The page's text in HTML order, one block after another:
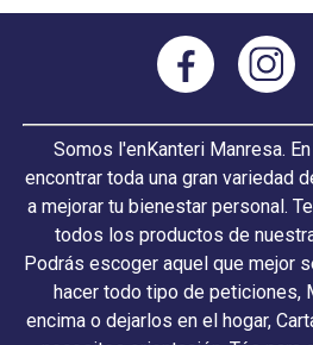
Somos l'enKanteri Manresa.
encontrar toda una gran variedad
a mejorar tu bienestar personal.
todos los productos de
Podrás escoger aquel que mejor
hacer todo tipo de peticiones,
encima o dejarlos en el hogar,